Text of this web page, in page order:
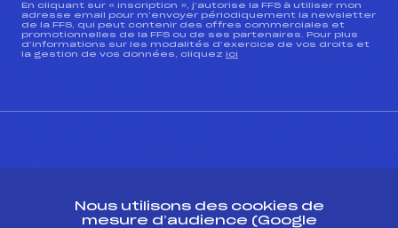
En cliquant sur « inscription », j’autorise la FFS à utiliser mon
adresse email pour m’envoyer périodiquement la newsletter
de la FFS, qui peut contenir des offres commerciales et
promotionnelles de la FFS ou de ses partenaires. Pour plus
d’informations sur les modalités d’exercice de vos droits et
la gestion de vos données, cliquez ici
ESPACE PRESSE
Nous utilisons des cookies de
mesure d’audience (Google